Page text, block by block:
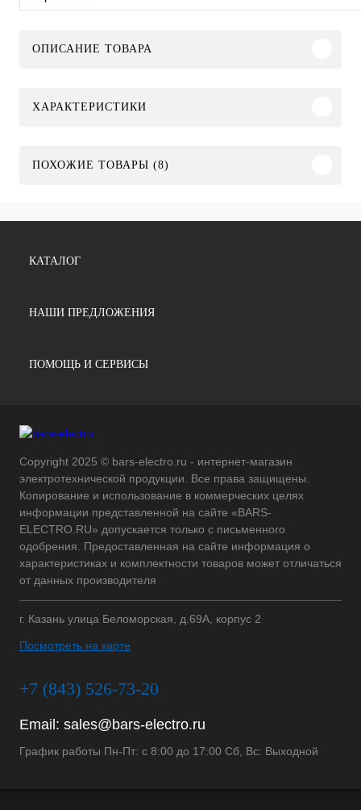
ОПИСАНИЕ ТОВАРА
ХАРАКТЕРИСТИКИ
ПОХОЖИЕ ТОВАРЫ (8)
КАТАЛОГ
НАШИ ПРЕДЛОЖЕНИЯ
ПОМОЩЬ И СЕРВИСЫ
Copyright 2025 © bars-electro.ru - интернет-магазин
электротехнической продукции. Все права защищены.
Копирование и использование в коммерческих целях
информации представленной на сайте «BARS-
ELECTRO.RU» допускается только с письменного
одобрения. Предоставленная на сайте информация о
характеристиках и комплектности товаров может отличаться
от данных производителя
г. Казань улица Беломорская, д.69А, корпус 2
Посмотреть на карте
+7 (843) 526-73-20
Email: sales@bars-electro.ru
График работы Пн-Пт: с 8:00 до 17:00 Сб, Вс: Выходной